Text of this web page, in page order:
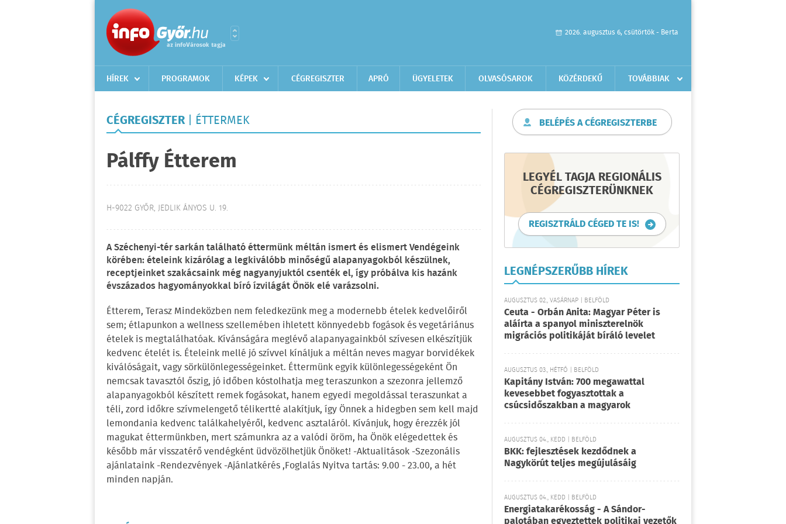
2026. augusztus 6, csütörtök - Berta
HÍREK PROGRAMOK KÉPEK CÉGREGISZTER APRÓ ÜGYELETEK OLVASÓSAROK KÖZÉRDEKŰ TOVÁBBIAK
CÉGREGISZTER | ÉTTERMEK
Pálffy Étterem
H-9022 GYŐR, JEDLIK ÁNYOS U. 19.
A Széchenyi-tér sarkán található éttermünk méltán ismert és elismert Vendégeink
körében: ételeink kizárólag a legkiválóbb minőségű alapanyagokból készülnek,
receptjeinket szakácsaink még nagyanyjuktól csenték el, így próbálva kis hazánk
évszázados hagyományokkal bíró ízvilágát Önök elé varázsolni.
Étterem, Terasz Mindeközben nem feledkezünk meg a modernebb ételek kedvelőiről
sem; étlapunkon a wellness szellemében ihletett könnyedebb fogások és vegetáriánus
ételek is megtalálhatóak. Kívánságára meglévő alapanyagainkból szívesen elkészítjük
kedvenc ételét is. Ételeink mellé jó szívvel kínáljuk a méltán neves magyar borvidékek
kiválóságait, vagy sörkülönlegességeinket. Éttermünk egyik különlegességeként Ön
nemcsak tavasztól őszig, jó időben kóstolhatja meg teraszunkon a szezonra jellemző
alapanyagokból készített remek fogásokat, hanem egyedi megoldással teraszunkat a
téli, zord időkre szívmelengető télikertté alakítjuk, így Önnek a hidegben sem kell majd
lemondania kedvenc találkahelyéről, kedvenc asztaláról. Kívánjuk, hogy érezzék jól
magukat éttermünkben, mert számunkra az a valódi öröm, ha Önök elégedettek és
később már visszatérő vendégként üdvözölhetjük Önöket! -Aktualitások -Szezonális
ajánlataink -Rendezvények -Ajánlatkérés ,Foglalás Nyitva tartás: 9.00 - 23.00, a hét
minden napján.
BELÉPÉS A CÉGREGISZTERBE
LEGYÉL TAGJA REGIONÁLIS
CÉGREGISZTERÜNKNEK
REGISZTRÁLD CÉGED TE IS!
LEGNÉPSZERŰBB HÍREK
AUGUSZTUS 02., VASÁRNAP | BELFÖLD
Ceuta - Orbán Anita: Magyar Péter is
aláírta a spanyol miniszterelnök
migrációs politikáját bíráló levelet
AUGUSZTUS 03., HÉTFŐ | BELFÖLD
Kapitány István: 700 megawattal
kevesebbet fogyasztottak a
csúcsidőszakban a magyarok
AUGUSZTUS 04., KEDD | BELFÖLD
BKK: fejlesztések kezdődnek a
Nagykörút teljes megújulásáig
AUGUSZTUS 04., KEDD | BELFÖLD
Energiatakarékosság - A Sándor-